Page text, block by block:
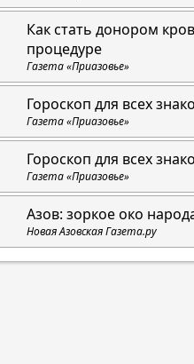
Как стать донором
процедуре
Газета «Приазовье»
Гороскоп для всех
Газета «Приазовье»
Гороскоп для всех
Газета «Приазовье»
Азов: зоркое око
Новая Азовская Газета.ру